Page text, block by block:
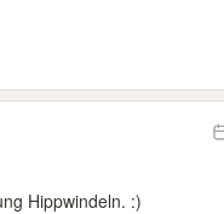
Hippwindeln. :)